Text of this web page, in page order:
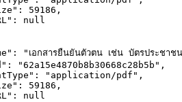
: 59186 ,
: null
: " เอกสารยืนยันตัวตน เช่น บัตรประช
: "62a15e4870b8b30668c28b5b " ,
: " application/pdf " ,
: 59186 ,
: null